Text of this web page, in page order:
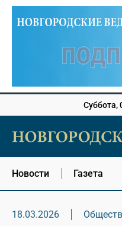
Суббота,
Новости Газета
18.03.2026